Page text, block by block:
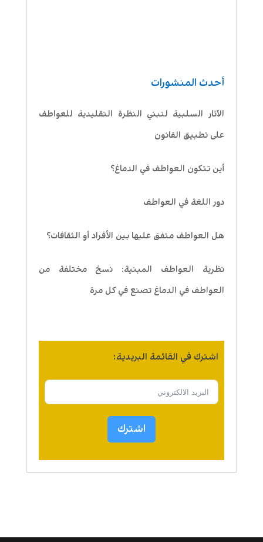
أحدث المنشورات
الآثار السلبية لتبني النظرة التقليدية للعواطف
على تطبيق القانون
أين تتكون العواطف في الدماغ؟
دور اللغة في العواطف
هل العواطف متفق عليها بين الأفراد أو الثقافات؟
نظرية العواطف المبنية: نسخ مختلفة من
العواطف في الدماغ تصنع في كل مرة
اشترك في القائمة البريدية:
اشترك